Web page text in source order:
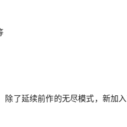
除了延续前作的无尽模式，新加